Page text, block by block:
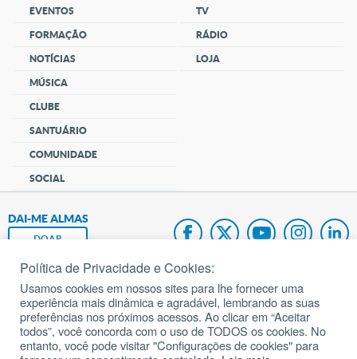
EVENTOS
FORMAÇÃO
NOTÍCIAS
MÚSICA
CLUBE
SANTUÁRIO
COMUNIDADE
SOCIAL
TV
RÁDIO
LOJA
DAI-ME ALMAS
DOAR
Fundação João Paulo II
Pedido de Oração
Mapa do site
Política de Privacidade e Cookies:
Usamos cookies em nossos sites para lhe fornecer uma
experiência mais dinâmica e agradável, lembrando as suas
preferências nos próximos acessos. Ao clicar em “Aceitar
todos”, você concorda com o uso de TODOS os cookies. No
entanto, você pode visitar "Configurações de cookies" para